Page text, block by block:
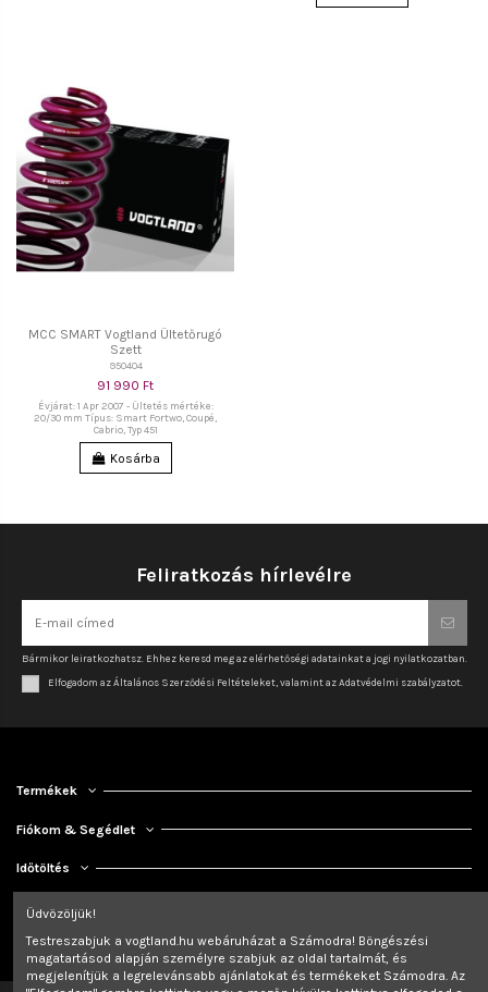
MCC SMART Vogtland Ültetőrugó
Szett
950404
91 990 Ft
Évjárat: 1 Apr 2007 - Ültetés mértéke:
20/30 mm Típus: Smart Fortwo, Coupé,
Cabrio, Typ 451
Kosárba
Feliratkozás hírlevélre
Bármikor leiratkozhatsz. Ehhez keresd meg az elérhetőségi adatainkat a jogi nyilatkozatban.
Elfogadom az Általános Szerződési Feltételeket, valamint az Adatvédelmi szabályzatot.
Termékek
Fiókom & Segédlet
Időtöltés
Kapcsolat
Üdvözöljük!
Testreszabjuk a vogtland.hu webáruházat a Számodra! Böngészési
magatartásod alapján személyre szabjuk az oldal tartalmát, és
megjelenítjük a legrelevánsabb ajánlatokat és termékeket Számodra. Az